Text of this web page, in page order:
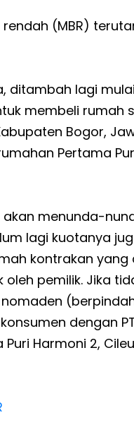
(MBR)
ditambah lagi
membeli rumah
Bogor,
Pertama
akan menunda-
lagi kuotanya
kontrakan yang
pemilik. Jika
dengan
Harmoni 2,